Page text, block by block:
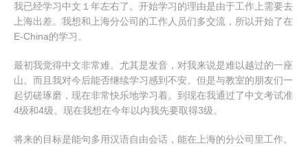
我已经学习中文１年左右了。开始学习的理由是由于工作上需要去
上海出差。我想和上海分公司的工作人员们多交流，所以开始了在
E-China的学习。
最初我觉得中文非常难。尤其是发音，对我来说是难以越过的一座
山。而且我对今后能否继续学习感到不安。但是与教室的朋友们一
起切磋琢磨，现在非常快乐地学习着。到现在我通过了中文考试准
4级和4级。现在我想在今年以内我先要取得3级。
将来的目标是能句多用汉语自由会话，能在上海的分公司里工作。